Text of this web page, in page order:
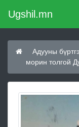
Ugshil.mn
Адууны
морин толгой